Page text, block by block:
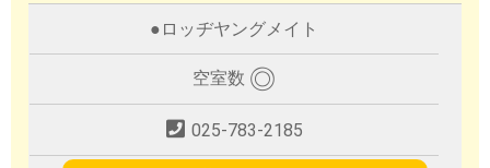
● ロッヂヤングメイト
空室数 ◎
025-783-2185